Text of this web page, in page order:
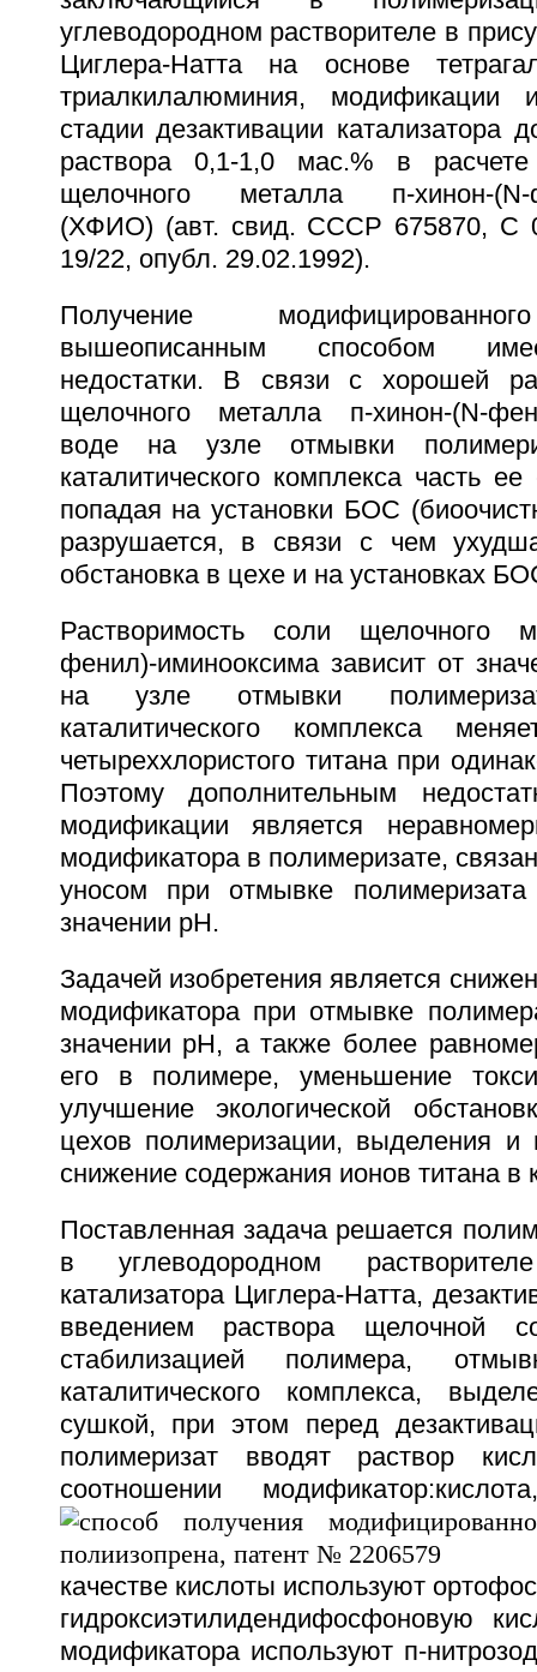
углеводородном растворителе в
Циглера-Натта на основе
триалкилалюминия, модификации
стадии дезактивации катализатора
раствора 0,1-1,0 мас.% в
щелочного металла п-хинон-(N-
(ХФИО) (авт. свид. СССР 675870, С
19/22, опубл. 29.02.1992).
Получение
вышеописанным способом
недостатки. В связи с хорошей
щелочного металла п-хинон-(N-
воде на узле отмывки
каталитического комплекса часть
попадая на установки БОС
разрушается, в связи с чем
обстановка в цехе и на установках
Растворимость соли щелочного
фенил)-иминооксима зависит от
на узле отмывки
каталитического комплекса
четыреххлористого титана при
Поэтому дополнительным
модификации является
модификатора в полимеризате,
уносом при отмывке
значении рН.
Задачей изобретения является
модификатора при отмывке
значении рН, а также более
его в полимере, уменьшение
улучшение экологической
цехов полимеризации, выделения и
снижение содержания ионов титана в
Поставленная задача решается
в углеводородном
катализатора Циглера-Натта,
введением раствора щелочной
стабилизацией полимера,
каталитического комплекса,
сушкой, при этом перед
полимеризат вводят раствор
соотношении
качестве кислоты используют
гидроксиэтилидендифосфоновую
модификатора используют п-